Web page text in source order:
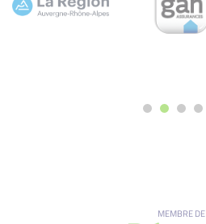
MEMBRE DE